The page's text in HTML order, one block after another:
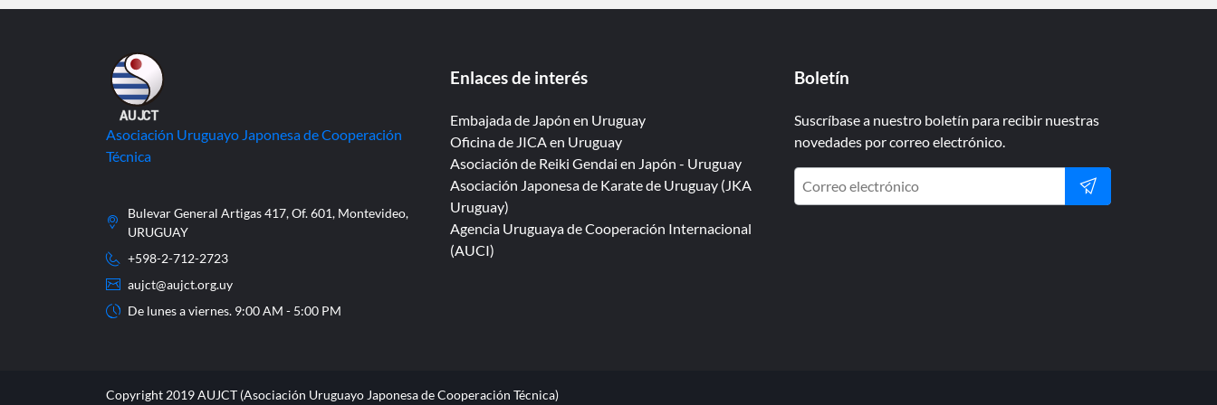
Asociación Uruguayo Japonesa de Cooperación
Técnica
Bulevar General Artigas 417, Of. 601, Montevideo,
URUGUAY
+598-2-712-2723
aujct@aujct.org.uy
De lunes a viernes. 9:00 AM - 5:00 PM
Enlaces de interés
Embajada de Japón en Uruguay
Oficina de JICA en Uruguay
Asociación de Reiki Gendai en Japón - Uruguay
Asociación Japonesa de Karate de Uruguay (JKA
Uruguay)
Agencia Uruguaya de Cooperación Internacional
(AUCI)
Boletín
Suscríbase a nuestro boletín para recibir nuestras
novedades por correo electrónico.
Copyright 2019 AUJCT (Asociación Uruguayo Japonesa de Cooperación Técnica)